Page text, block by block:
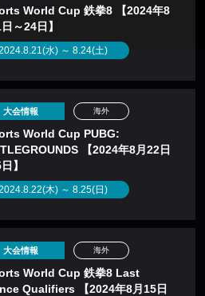
World Cup 鉄拳8 【2024年8
～24日】
水) ～ 8.24(土)
大会情報
World Cup PUBG:
【2024年8月22日
】
木) ～ 8.25(日)
海外
大会情報
World Cup 鉄拳8 Last
Qualifiers 【2024年8月15日
海外